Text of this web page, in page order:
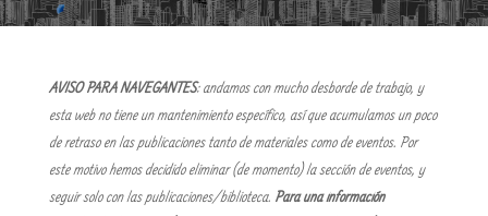
AVISO PARA NAVEGANTES: andamos con mucho desborde de trabajo, y
esta web no tiene un mantenimiento específico, así que acumulamos un poco
de retraso en las publicaciones tanto de materiales como de eventos. Por
este motivo hemos decidido eliminar (de momento) la sección de eventos, y
seguir solo con las publicaciones/biblioteca. Para una información